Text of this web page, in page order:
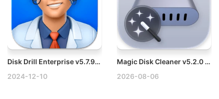
Disk Drill Enterprise v5.7.915.0 Win数据恢复/误删文件找回破解版
2024-12-10
Magic Disk Cleaner v5.2.0 Mac磁盘垃圾清理工具破解版
2026-08-06